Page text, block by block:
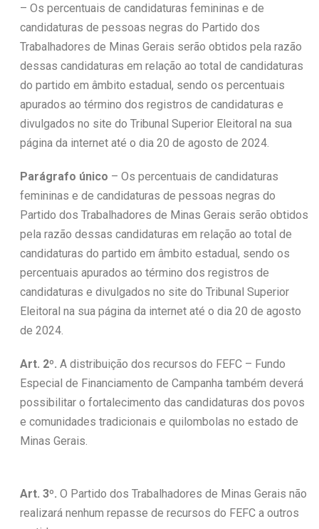
– Os percentuais de candidaturas femininas e de
candidaturas de pessoas negras do Partido dos
Trabalhadores de Minas Gerais serão obtidos pela razão
dessas candidaturas em relação ao total de candidaturas
do partido em âmbito estadual, sendo os percentuais
apurados ao término dos registros de candidaturas e
divulgados no site do Tribunal Superior Eleitoral na sua
página da internet até o dia 20 de agosto de 2024.
Parágrafo único – Os percentuais de candidaturas
femininas e de candidaturas de pessoas negras do
Partido dos Trabalhadores de Minas Gerais serão obtidos
pela razão dessas candidaturas em relação ao total de
candidaturas do partido em âmbito estadual, sendo os
percentuais apurados ao término dos registros de
candidaturas e divulgados no site do Tribunal Superior
Eleitoral na sua página da internet até o dia 20 de agosto
de 2024.
Art. 2º. A distribuição dos recursos do FEFC – Fundo
Especial de Financiamento de Campanha também deverá
possibilitar o fortalecimento das candidaturas dos povos
e comunidades tradicionais e quilombolas no estado de
Minas Gerais.
Art. 3º. O Partido dos Trabalhadores de Minas Gerais não
realizará nenhum repasse de recursos do FEFC a outros